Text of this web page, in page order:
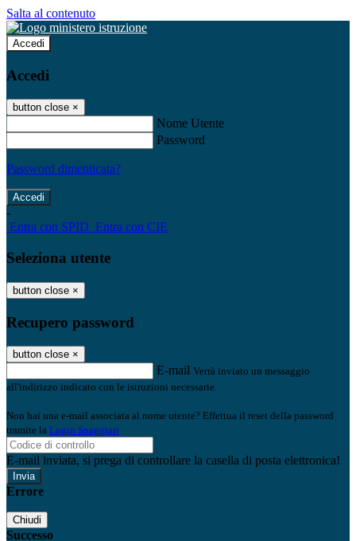
Salta al contenuto
Accedi
Accedi
button close ×
Nome Utente
Password
Password dimenticata?
-
Entra con SPID Entra con CIE
Seleziona utente
button close ×
Recupero password
button close ×
E-mail Verrà inviato un messaggio
all'indirizzo indicato con le istruzioni necessarie.
Non hai una e-mail associata al nome utente? Effettua il reset della password
tramite la Login Spaggiari
E-mail inviata, si prega di controllare la casella di posta elettronica!
Errore
Chiudi
Successo